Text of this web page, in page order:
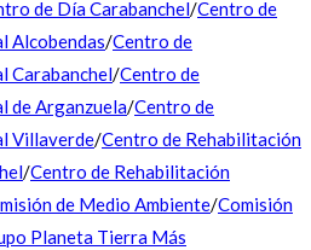
de Día Carabanchel/Centro de
Alcobendas/Centro de
Carabanchel/Centro de
de Arganzuela/Centro de
Villaverde/Centro de Rehabilitación
/Centro de Rehabilitación
de Medio Ambiente/Comisión
Planeta Tierra Más